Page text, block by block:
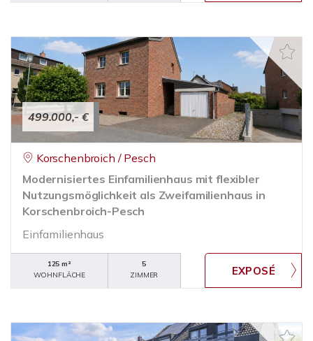
499.000,- €
Korschenbroich / Pesch
Modernisiertes Einfamilienhaus mit flexibler
Nutzungsmöglichkeit als Zweifamilienhaus in
Korschenbroich-Pesch
Einfamilienhaus
125 m²
WOHNFLÄCHE
5
ZIMMER